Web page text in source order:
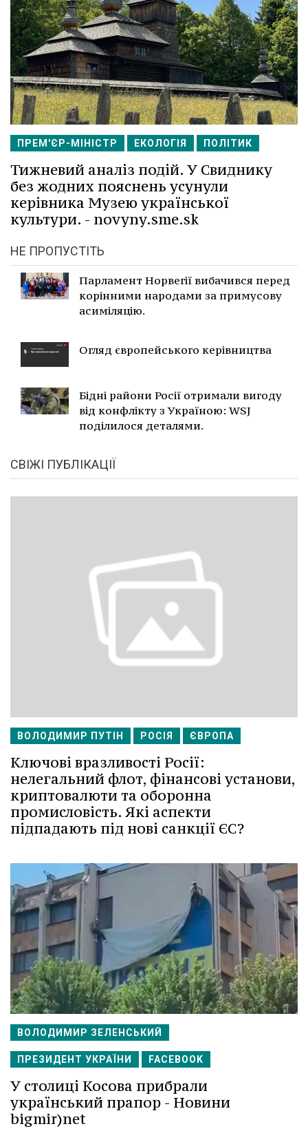
ПРЕМ'ЄР-МІНІСТР ЕКОЛОГІЯ ПОЛІТИК
Тижневий аналіз подій. У Свиднику
без жодних пояснень усунули
керівника Музею української
культури. - novyny.sme.sk
НЕ ПРОПУСТІТЬ
Парламент Норвегії вибачився перед
корінними народами за примусову
асиміляцію.
Огляд європейського керівництва
Бідні райони Росії отримали вигоду
від конфлікту з Україною: WSJ
поділилося деталями.
СВІЖІ ПУБЛІКАЦІЇ
ВОЛОДИМИР ПУТІН РОСІЯ ЄВРОПА
Ключові вразливості Росії:
нелегальний флот, фінансові установи,
криптовалюти та оборонна
промисловість. Які аспекти
підпадають під нові санкції ЄС?
ВОЛОДИМИР ЗЕЛЕНСЬКИЙ
ПРЕЗИДЕНТ УКРАЇНИ FACEBOOK
У столиці Косова прибрали
український прапор - Новини
bigmir)net